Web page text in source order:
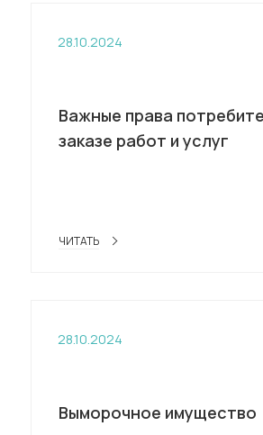
28.10.2024
Важные права
заказе работ и услуг
ЧИТАТЬ
28.10.2024
Выморочное имущество